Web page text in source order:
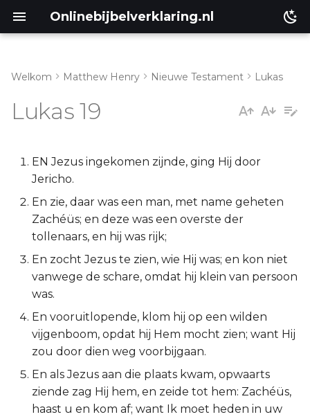
Onlinebijbelverklaring.nl
Leviticus
Numeri
Deuteronomium
Jozua
Richteren
Ruth
2 Samuël
Lukas 19:11-27
Lukas 19:28-40
Lukas 19:41-48
Welkom Matthew Henry Nieuwe Testament Lukas
Lukas 19
EN Jezus ingekomen zijnde, ging Hij door
Jericho.
En zie, daar was een man, met name geheten
Zachéüs; en deze was een overste der
tollenaars, en hij was rijk;
En zocht Jezus te zien, wie Hij was; en kon niet
vanwege de schare, omdat hij klein van persoon
was.
En vooruitlopende, klom hij op een wilden
vijgenboom, opdat hij Hem mocht zien; want Hij
zou door dien weg voorbijgaan.
En als Jezus aan die plaats kwam, opwaarts
ziende zag Hij hem, en zeide tot hem: Zachéüs,
haast u en kom af; want Ik moet heden in uw